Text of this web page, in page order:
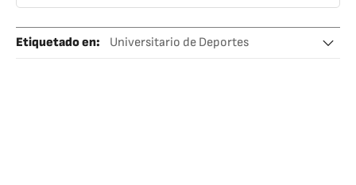
Etiquetado en:
Universitario de Deportes